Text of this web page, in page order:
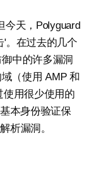
今天，Polyguard
'。在过去的几个
中的许多漏洞
（使用 AMP 和
使用很少使用的
本身份验证保
析漏洞。